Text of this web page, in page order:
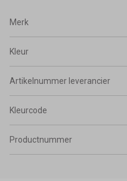
Merk
Kleur
Artikelnummer leverancier
Kleurcode
Productnummer